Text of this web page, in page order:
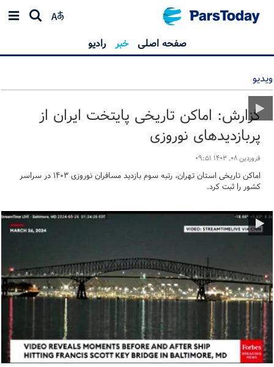
صفحه اصلی خبر رادیو
ویدیو
گزارش: اماکن تاریخی پایتخت ایران از
پربازدیدهای نوروزی
فروردین ۰۸, ۱۴۰۳ ۰۹:۵۱
اماکن تاریخی استان تهران، رتبه سوم بازدید مسافران نوروزی ۱۴۰۳ در سراسر
کشور را ثبت کرد.